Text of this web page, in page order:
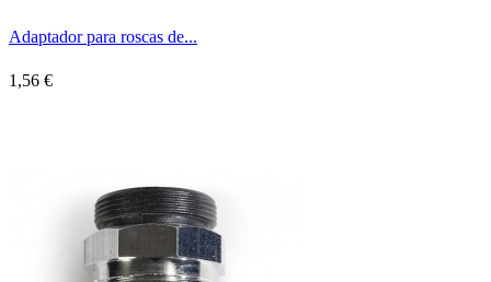
Adaptador para roscas de...
1,56 €